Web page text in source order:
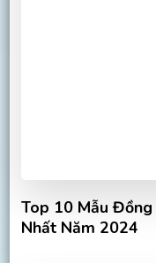
Top 10 Mẫu
Nhất Năm 2024